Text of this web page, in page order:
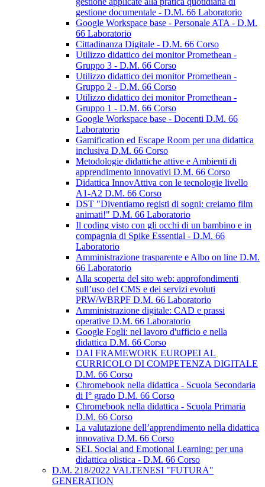
gestione documentale - D.M. 66 Laboratorio
Google Workspace base - Personale ATA - D.M.
66 Laboratorio
Cittadinanza Digitale - D.M. 66 Corso
Utilizzo didattico dei monitor Promethean -
Gruppo 3 - D.M. 66 Corso
Utilizzo didattico dei monitor Promethean -
Gruppo 2 - D.M. 66 Corso
Utilizzo didattico dei monitor Promethean -
Gruppo 1 - D.M. 66 Corso
Google Workspace base - Docenti D.M. 66
Laboratorio
Gamification ed Escape Room per una didattica
inclusiva D.M. 66 Corso
Metodologie didattiche attive e Ambienti di
apprendimento innovativi D.M. 66 Corso
Didattica InnovAttiva con le tecnologie livello
A1-A2 D.M. 66 Corso
DST "Diventiamo registi di sogni: creiamo film
animati!" D.M. 66 Laboratorio
Il coding visto con gli occhi di un bambino e in
compagnia di Spike Essential - D.M. 66
Laboratorio
Amministrazione trasparente e Albo on line D.M.
66 Laboratorio
Alla scoperta del sito web: approfondimenti
sull’uso del CMS e dei servizi evoluti
PRW/WBRPF D.M. 66 Laboratorio
Amministrazione digitale: CAD e prassi
operative D.M. 66 Laboratorio
Google Fogli: nel lavoro d'ufficio e nella
didattica D.M. 66 Corso
DAI FRAMEWORK EUROPEI AL
CURRICOLO DI COMPETENZA DIGITALE
D.M. 66 Corso
Chromebook nella didattica - Scuola Secondaria
di I° grado D.M. 66 Corso
Chromebook nella didattica - Scuola Primaria
D.M. 66 Corso
La valutazione dell’apprendimento nella didattica
innovativa D.M. 66 Corso
SEL Social and Emotional Learning: per una
didattica olistica - D.M. 66 Corso
D.M. 218/2022 VALTENESI "FUTURA"
GENERATION